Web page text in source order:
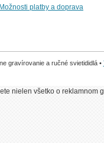
Možnosti platby a doprava
gravírovanie a ručné svietididlá •
nielen všetko o